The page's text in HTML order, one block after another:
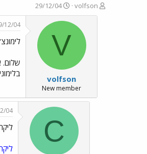
פ
ו
volfson
פ
ו
ר
ב
א
ר
י
ך
29/12/04
V
volfson
New member
12/04
שלום.
C
04